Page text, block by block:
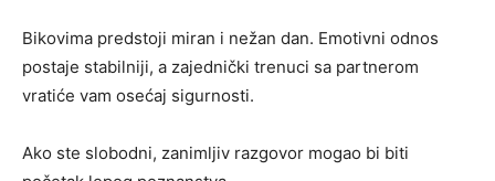
Bikovima predstoji miran i nežan dan. Emotivni odnos
postaje stabilniji, a zajednički trenuci sa partnerom
vratiće vam osećaj sigurnosti.
Ako ste slobodni, zanimljiv razgovor mogao bi biti